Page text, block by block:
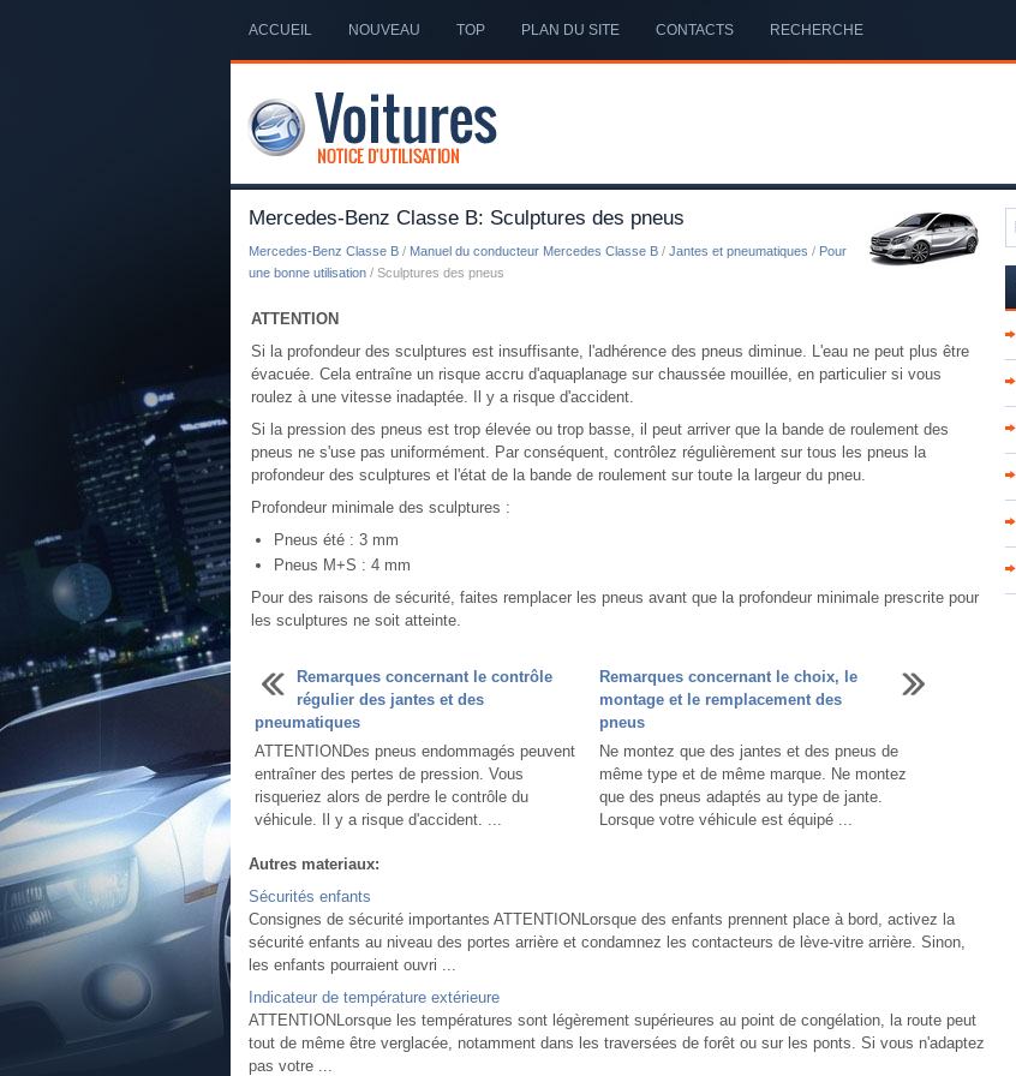
ACCUEIL NOUVEAU TOP PLAN DU SITE CONTACTS RECHERCHE
Mercedes-Benz Classe B: Sculptures des pneus
Mercedes-Benz Classe B / Manuel du conducteur Mercedes Classe B / Jantes et pneumatiques / Pour
une bonne utilisation / Sculptures des pneus
ATTENTION
Si la profondeur des sculptures est insuffisante, l'adhérence des pneus diminue. L'eau ne peut plus être
évacuée. Cela entraîne un risque accru d'aquaplanage sur chaussée mouillée, en particulier si vous
roulez à une vitesse inadaptée. Il y a risque d'accident.
Si la pression des pneus est trop élevée ou trop basse, il peut arriver que la bande de roulement des
pneus ne s'use pas uniformément. Par conséquent, contrôlez régulièrement sur tous les pneus la
profondeur des sculptures et l'état de la bande de roulement sur toute la largeur du pneu.
Profondeur minimale des sculptures :
Pneus été : 3 mm
Pneus M+S : 4 mm
Pour des raisons de sécurité, faites remplacer les pneus avant que la profondeur minimale prescrite pour
les sculptures ne soit atteinte.
Remarques concernant le contrôle
régulier des jantes et des
pneumatiques
ATTENTIONDes pneus endommagés peuvent
entraîner des pertes de pression. Vous
risqueriez alors de perdre le contrôle du
véhicule. Il y a risque d'accident. ...
Remarques concernant le choix, le
montage et le remplacement des
pneus
Ne montez que des jantes et des pneus de
même type et de même marque. Ne montez
que des pneus adaptés au type de jante.
Lorsque votre véhicule est équipé ...
Autres materiaux:
Sécurités enfants
Consignes de sécurité importantes ATTENTIONLorsque des enfants prennent place à bord, activez la
sécurité enfants au niveau des portes arrière et condamnez les contacteurs de lève-vitre arrière. Sinon,
les enfants pourraient ouvri ...
Indicateur de température extérieure
ATTENTIONLorsque les températures sont légèrement supérieures au point de congélation, la route peut
tout de même être verglacée, notamment dans les traversées de forêt ou sur les ponts. Si vous n'adaptez
pas votre ...